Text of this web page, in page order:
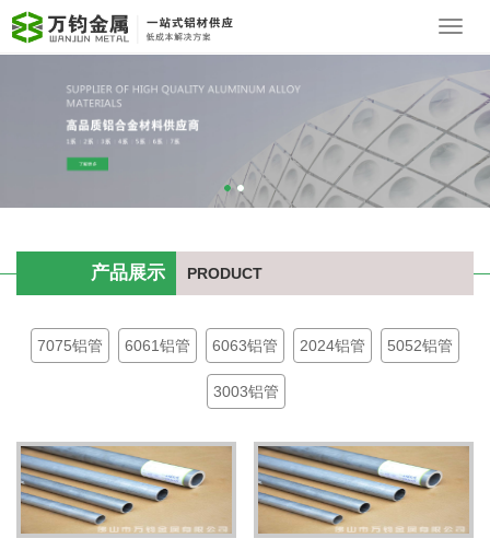
产品展示 PRODUCT
7075铝管 6061铝管 6063铝管 2024铝管 5052铝管
3003铝管